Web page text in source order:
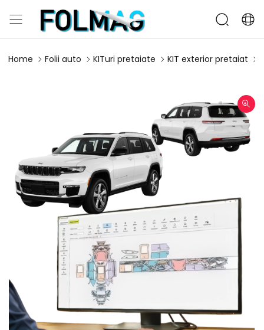
Home Folii auto KITuri pretaiate KIT exterior pretaiat